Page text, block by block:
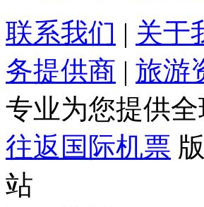
联系我们 | 关于
务提供商 | 旅游
专业为您提供
往返国际机票
站